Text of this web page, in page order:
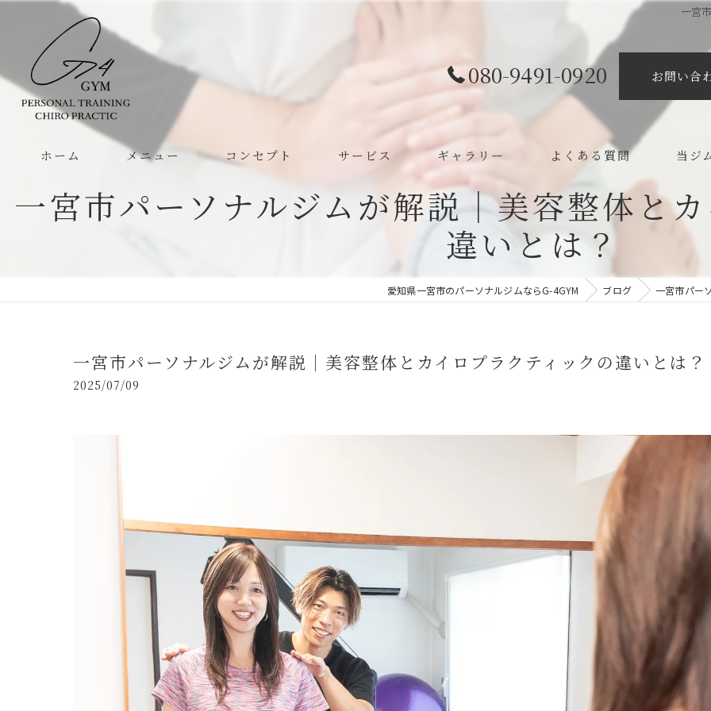
一宮
080-9491-0920 お問い合
ホーム メニュー コンセプト サービス ギャラリー よくある質問 当ジ
ボディ
整体
姿勢改
一宮市パーソナルジムが解説｜美容整体と
違いとは？
愛知県一宮市のパーソナルジムならG-4GYM ブログ 一宮市パー
一宮市パーソナルジムが解説｜美容整体とカイロプラクティックの違いとは？
2025/07/09